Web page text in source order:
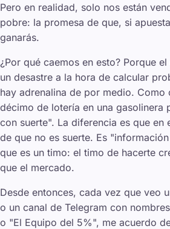
Pero en realidad, solo nos están
pobre: la promesa de que, si
ganarás.
¿Por qué caemos en esto? Porque
un desastre a la hora de calcular
hay adrenalina de por medio. Como
décimo de lotería en una gasolinera
con suerte". La diferencia es que en
de que no es suerte. Es
que es un timo: el timo de hacerte
que el mercado.
Desde entonces, cada vez que veo
o un canal de Telegram con
o "El Equipo del 5%", me acuerdo